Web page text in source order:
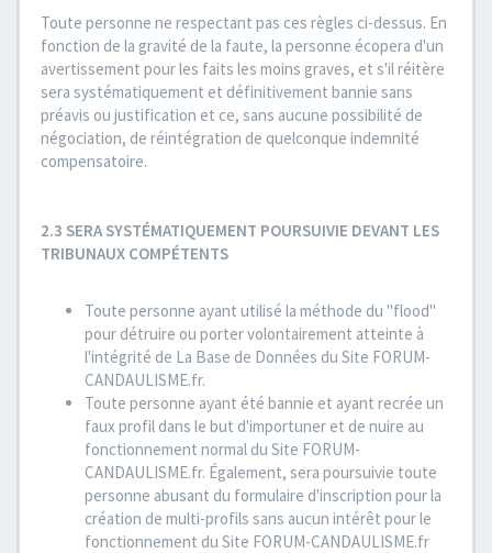
Toute personne ne respectant pas ces règles ci-dessus. En
fonction de la gravité de la faute, la personne écopera d'un
avertissement pour les faits les moins graves, et s'il réitère
sera systématiquement et définitivement bannie sans
préavis ou justification et ce, sans aucune possibilité de
négociation, de réintégration de quelconque indemnité
compensatoire.
2.3 SERA SYSTÉMATIQUEMENT POURSUIVIE DEVANT LES
TRIBUNAUX COMPÉTENTS
Toute personne ayant utilisé la méthode du "flood"
pour détruire ou porter volontairement atteinte à
l'intégrité de La Base de Données du Site FORUM-
CANDAULISME.fr.
Toute personne ayant été bannie et ayant recrée un
faux profil dans le but d'importuner et de nuire au
fonctionnement normal du Site FORUM-
CANDAULISME.fr. Également, sera poursuivie toute
personne abusant du formulaire d'inscription pour la
création de multi-profils sans aucun intérêt pour le
fonctionnement du Site FORUM-CANDAULISME.fr